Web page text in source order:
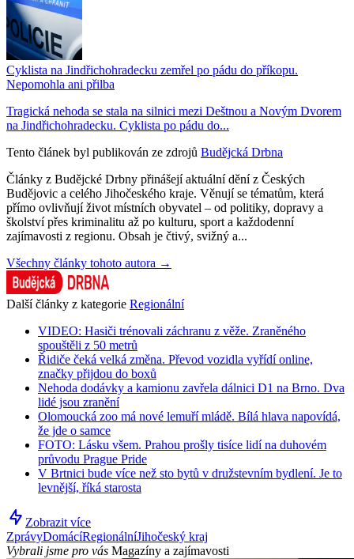
Cyklista na Jindřichohradecku zemřel po pádu do příkopu.
Nepomohla ani přilba
Tragická nehoda se stala na silnici mezi Deštnou a Novým Dvorem
na Jindřichohradecku. Cyklista po pádu do...
Tento článek byl publikován ze zdrojů Budějcká Drbna
Články z Budějcké Drbny přinášejí aktuální dění z Českých
Budějovic a celého Jihočeského kraje. Věnují se tématům, která
přímo ovlivňují život místních obyvatel – od politiky, dopravy a
školství přes kriminalitu až po kulturu, sport a každodenní
zajímavosti z regionu. Obsah je čtivý, svižný a...
Všechny články tohoto autora →
Další články z kategorie Regionální
VIDEO: Hasiči trénovali záchranu z věže. Zraněného
spouštěli z 50 metrů
Řidiče čeká velká změna. Převod vozidla vyřídí online,
značky přijdou do boxů
Nehoda dodávky a kamionu zavřela dálnici D1 na Brno. Dva
lidé jsou zranění
Olomoucká zoo má nové lemuří mládě. Bílá hlava napovídá,
že jde o samce
FOTO: Lásku všem. Prahou prošly tisíce lidí na duhovém
průvodu Prague Pride
V Brtnici bude více než sto bytů v družstevním bydlení. Je to
levnější, říká starosta
Zobrazit více
ZprávyDomácíRegionálníJihočeský kraj
Vybrali jsme pro vás Magazíny a zajímavosti